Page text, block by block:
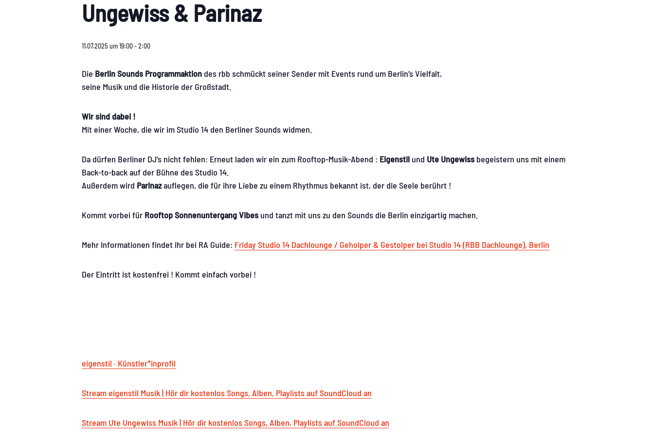
Ungewiss & Parinaz
11.07.2025 um 19:00-2:00
Die Berlin Sounds Programmaktiondes rbb schmückt seiner Sender mit Events rund um Berlin’s Vielfalt,
seine Musik und die Historie der Großstadt.
Wir sind dabei !
Mit einer Woche, die wir im Studio 14 den Berliner Sounds widmen.
Da dürfen Berliner DJ’s nicht fehlen: Erneut laden wir ein zum Rooftop-Musik-Abend : Eigenstil und Ute Ungewiss begeistern uns mit einem
Back-to-back auf der Bühne des Studio 14.
Außerdem wird Parinazauflegen, die für ihre Liebe zu einem Rhythmus bekannt ist, der die Seele berührt !
Kommt vorbei für Rooftop Sonnenuntergang Vibes und tanzt mit uns zu den Sounds die Berlin einzigartig machen.
Mehr Informationen findet ihr bei RA Guide: Friday Studio 14 Dachlounge / Geholper & Gestolper bei Studio 14 (RBB Dachlounge), Berlin
Der Eintritt ist kostenfrei ! Kommt einfach vorbei !
eigenstil · Künstler*inprofil
Stream eigenstil Musik | Hör dir kostenlos Songs, Alben, Playlists auf SoundCloud an
Stream Ute Ungewiss Musik | Hör dir kostenlos Songs, Alben, Playlists auf SoundCloud an